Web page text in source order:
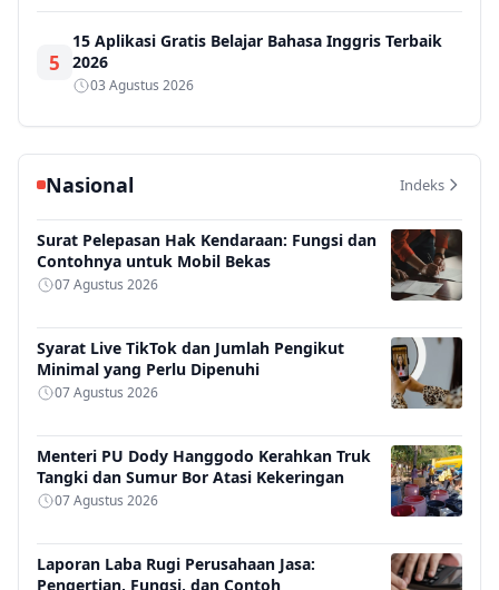
5
15 Aplikasi Gratis Belajar Bahasa Inggris Terbaik
2026
03 Agustus 2026
Nasional Indeks
Surat Pelepasan Hak Kendaraan: Fungsi dan
Contohnya untuk Mobil Bekas
07 Agustus 2026
Syarat Live TikTok dan Jumlah Pengikut
Minimal yang Perlu Dipenuhi
07 Agustus 2026
Menteri PU Dody Hanggodo Kerahkan Truk
Tangki dan Sumur Bor Atasi Kekeringan
07 Agustus 2026
Laporan Laba Rugi Perusahaan Jasa:
Pengertian, Fungsi, dan Contoh